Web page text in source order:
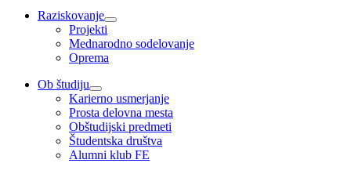
Raziskovanje
Projekti
Mednarodno sodelovanje
Oprema
Ob študiju
Karierno usmerjanje
Prosta delovna mesta
Obštudijski predmeti
Študentska društva
Alumni klub FE